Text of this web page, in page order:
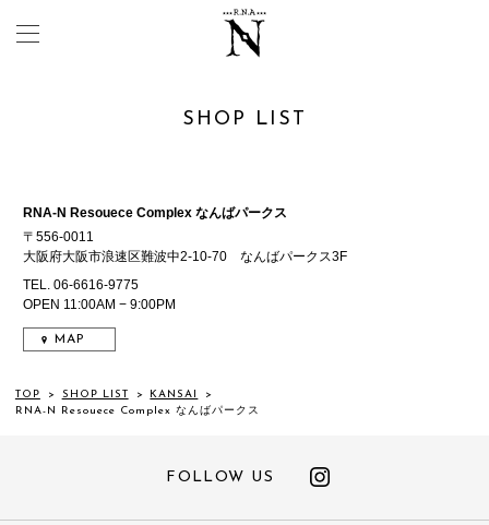
SHOP LIST
RNA-N Resouece Complex なんばパークス
〒556-0011
大阪府大阪市浪速区難波中2-10-70 なんばパークス3F
TEL. 06-6616-9775
OPEN 11:00AM − 9:00PM
MAP
TOP > SHOP LIST > KANSAI
>
RNA-N Resouece Complex なんばパークス
FOLLOW US